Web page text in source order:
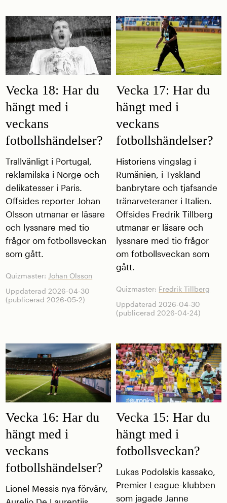
Vecka 18: Har du
hängt med i
veckans
fotbollshändelser?
Trallvänligt i Portugal,
reklamilska i Norge och
delikatesser i Paris.
Offsides reporter Johan
Olsson utmanar er läsare
och lyssnare med tio
frågor om fotbollsveckan
som gått.
Quizmaster: Johan Olsson
Uppdaterad 2026-04-30
(publicerad 2026-05-2)
Vecka 17: Har du
hängt med i
veckans
fotbollshändelser?
Historiens vingslag i
Rumänien, i Tyskland
banbrytare och tjafsande
tränarveteraner i Italien.
Offsides Fredrik Tillberg
utmanar er läsare och
lyssnare med tio frågor
om fotbollsveckan som
gått.
Quizmaster: Fredrik Tillberg
Uppdaterad 2026-04-30
(publicerad 2026-04-24)
Vecka 16: Har du
hängt med i
veckans
fotbollshändelser?
Lionel Messis nya förvärv,
Vecka 15: Har du
hängt med i
fotbollsveckan?
Lukas Podolskis kassako,
Premier League-klubben
som jagade Janne